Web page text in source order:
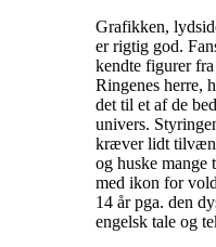
Grafikken,
er rigtig god.
kendte figurer
Ringenes herre,
det til et af de
univers.
kræver lidt
og huske mange
med ikon for
14 år pga. den
engelsk tale og